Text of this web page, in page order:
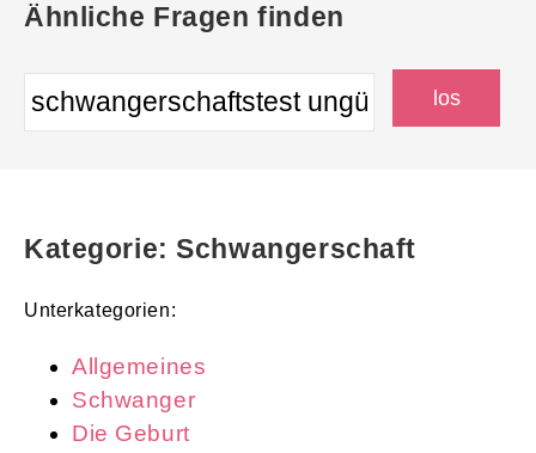
Ähnliche Fragen finden
Kategorie: Schwangerschaft
Unterkategorien:
Allgemeines
Schwanger
Die Geburt